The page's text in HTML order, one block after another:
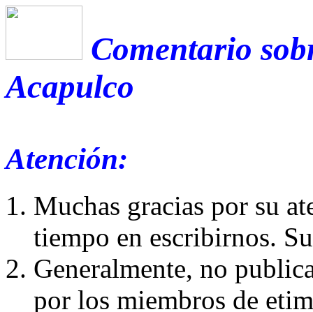
Comentario
Acapulco
Atención:
Muchas gracias por su
tiempo en escribirnos.
Generalmente, no
por los miembros de